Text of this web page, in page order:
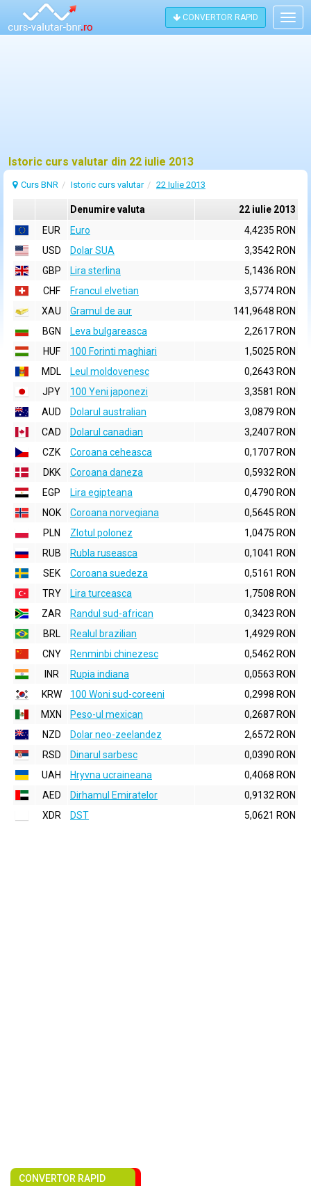
CONVERTOR RAPID
Istoric curs valutar din 22 iulie 2013
Curs BNR Istoric curs valutar 22 Iulie 2013
Denumire valuta
22 iulie 2013
EUR
Euro
4,4235 RON
USD
Dolar SUA
3,3542 RON
GBP
Lira sterlina
5,1436 RON
CHF
Francul elvetian
3,5774 RON
XAU
Gramul de aur
141,9648 RON
BGN
Leva bulgareasca
2,2617 RON
HUF
100 Forinti maghiari
1,5025 RON
MDL
Leul moldovenesc
0,2643 RON
JPY
100 Yeni japonezi
3,3581 RON
AUD
Dolarul australian
3,0879 RON
CAD
Dolarul canadian
3,2407 RON
CZK
Coroana ceheasca
0,1707 RON
DKK
Coroana daneza
0,5932 RON
EGP
Lira egipteana
0,4790 RON
NOK
Coroana norvegiana
0,5645 RON
PLN
Zlotul polonez
1,0475 RON
RUB
Rubla ruseasca
0,1041 RON
SEK
Coroana suedeza
0,5161 RON
TRY
Lira turceasca
1,7508 RON
ZAR
Randul sud-african
0,3423 RON
BRL
Realul brazilian
1,4929 RON
CNY
Renminbi chinezesc
0,5462 RON
INR
Rupia indiana
0,0563 RON
KRW
100 Woni sud-coreeni
0,2998 RON
MXN
Peso-ul mexican
0,2687 RON
NZD
Dolar neo-zeelandez
2,6572 RON
RSD
Dinarul sarbesc
0,0390 RON
UAH
Hryvna ucraineana
0,4068 RON
AED
Dirhamul Emiratelor
0,9132 RON
XDR
DST 5,0621 RON
CONVERTOR RAPID